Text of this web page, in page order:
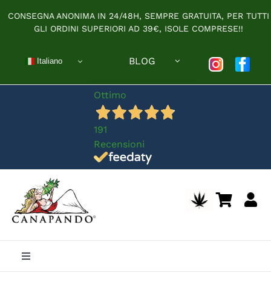
contenuto
CONSEGNA ANONIMA IN 24/48H, SEMPRE GRATUITA, PER TUTTI
GLI ORDINI SUPERIORI AD 39€, ISOLE COMPRESE!!
Italiano BLOG
Ottimo
191
Recensioni
Toggle